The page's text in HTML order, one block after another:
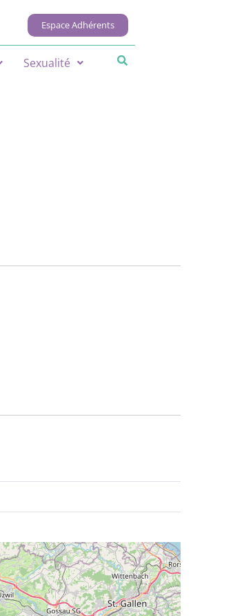
Espace Adhérents
Sexualité